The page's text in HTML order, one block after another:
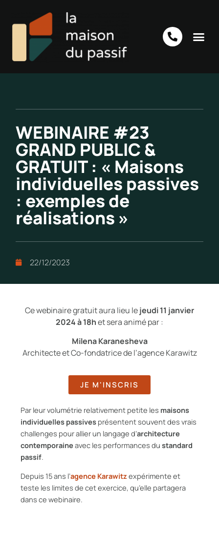
WEBINAIRE #23
GRAND PUBLIC &
GRATUIT : « Maisons
individuelles passives
: exemples de
réalisations »
22/12/2023
Ce webinaire gratuit aura lieu lejeudi 11 janvier
2024 à 18het sera animé par :
Milena Karanesheva
Architecte et Co-fondatrice de l’agence Karawitz
JE M'INSCRIS
Par leur volumétrie relativement petite les maisons
individuelles passives présentent souvent des vrais
challenges pour allier un langage d’architecture
contemporaineavec les performances du standard
passif.
Depuis 15 ans l’agence Karawitz expérimente et
teste les limites de cet exercice, qu’elle partagera
dans ce webinaire.